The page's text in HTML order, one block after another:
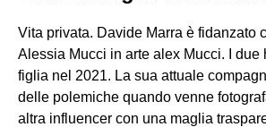
Vita privata. Davide Marra è fidanzato
Alessia Mucci in arte alex Mucci. I due
figlia nel 2021. La sua attuale
delle polemiche quando venne
altra influencer con una maglia